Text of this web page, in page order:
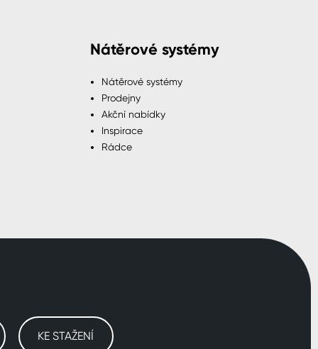
Nátěrové systémy
Nátěrové systémy
Prodejny
Akční nabídky
Inspirace
Rádce
KE STAŽENÍ